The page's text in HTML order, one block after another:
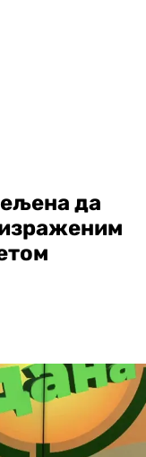
да